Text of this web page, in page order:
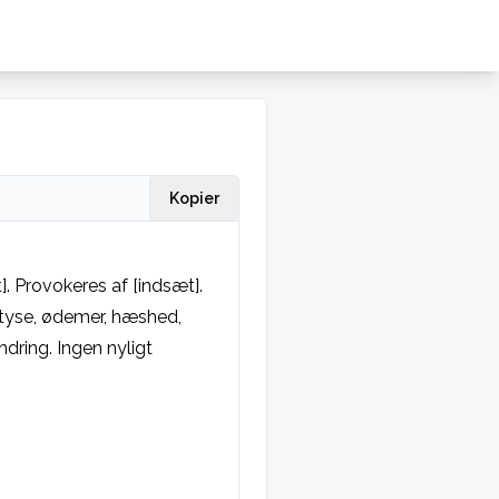
Kopier
Provokeres af [indsæt].
ødemer, hæshed,
Ingen nyligt